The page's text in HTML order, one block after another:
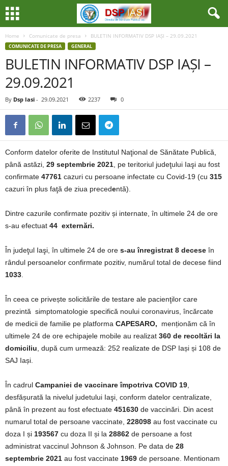
Home Comunicate de presa BULETIN INFORMATIV DSP IAȘI – 29.09.2021
COMUNICATE DE PRESA GENERAL
BULETIN INFORMATIV DSP IAȘI –
29.09.2021
By Dsp Iasi - 29.09.2021 2237 0
Conform datelor oferite de Institutul Naţional de Sănătate Publică,
până astăzi, 29 septembrie 2021 , pe teritoriul judeţului Iaşi au fost
confirmate 47761 cazuri cu persoane infectate cu Covid-19 (cu 315
cazuri în plus faţă de ziua precedentă).
Dintre cazurile confirmate pozitiv și internate, în ultimele 24 de ore
s-au efectuat 44 externări.
În judeţul Iaşi, în ultimele 24 de ore s-au înregistrat 8 decese în
rândul persoanelor confirmate pozitiv, numărul total de decese fiind
1033
În ceea ce privește solicitările de testare ale pacienţilor care
prezintă simptomatologie specifică noului coronavirus, încărcate
de medicii de familie pe platforma CAPESARO, menționăm că în
ultimele 24 de ore echipajele mobile au realizat 360 de recoltări la
domiciliu , după cum urmează: 252 realizate de DSP Iași și 108 de
SAJ Iași.
În cadrul Campaniei de vaccinare împotriva COVID 19
desfășurată la nivelul judetului Iaşi, conform datelor centralizate,
până în prezent au fost efectuate 451630 de vaccinări. Din acest
numarul total de persoane vaccinate, 228098 au fost vaccinate cu
doza I și 193567 cu doza II și la 28862 de persoane a fost
administrat vaccinul Johnson & Johnson. Pe data de 28
septembrie 2021 au fost vaccinate 1969 de persoane. Mentionam